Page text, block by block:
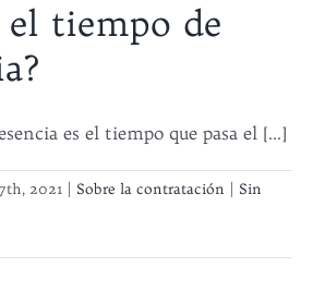
el tiempo de
es el tiempo que pasa el [...]
2021 Sobre la contratación
Sin